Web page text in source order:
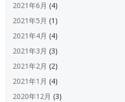
2021年6月 (4)
2021年5月 (1)
2021年4月 (4)
2021年3月 (3)
2021年2月 (2)
2021年1月 (4)
2020年12月 (3)